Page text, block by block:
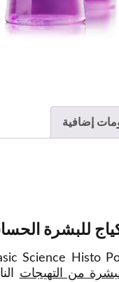
إضافية
للبشرة
من التهيجات